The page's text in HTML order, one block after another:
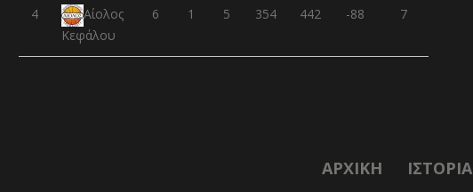
4
Αίολος
Κεφάλου
6 1 5 354 442 -88 7
ΑΡΧΙΚΉ ΙΣΤΟΡΊΑ